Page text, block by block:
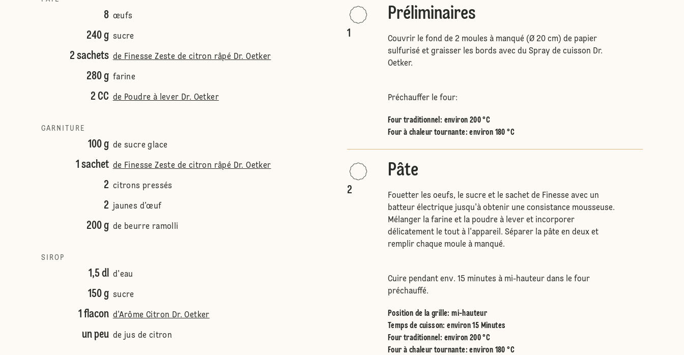
8 œufs
240 g sucre
2 sachets de Finesse Zeste de citron râpé Dr. Oetker
280 g farine
2 CC de Poudre à lever Dr. Oetker
GARNITURE
100 g de sucre glace
1 sachet de Finesse Zeste de citron râpé Dr. Oetker
2 citrons pressés
2 jaunes d’œuf
200 g de beurre ramolli
SIROP
1,5 dl d'eau
150 g sucre
1 flacon d'Arôme Citron Dr. Oetker
un peu de jus de citron
1
Préliminaires
Couvrir le fond de 2 moules à manqué (Ø 20 cm) de papier
sulfurisé et graisser les bords avec du Spray de cuisson Dr.
Oetker.
Préchauffer le four:
Four traditionnel : environ 200 °C
Four à chaleur tournante: environ 180 °C
2
Pâte
Fouetter les oeufs, le sucre et le sachet de Finesse avec un
batteur électrique jusqu'à obtenir une consistance mousseuse.
Mélanger la farine et la poudre à lever et incorporer
délicatement le tout à l'appareil. Séparer la pâte en deux et
remplir chaque moule à manqué.
Cuire pendant env. 15 minutes à mi-hauteur dans le four
préchauffé.
Position de la grille:mi-hauteur
Temps de cuisson: environ 15 Minutes
Four traditionnel : environ 200 °C
Four à chaleur tournante: environ 180 °C